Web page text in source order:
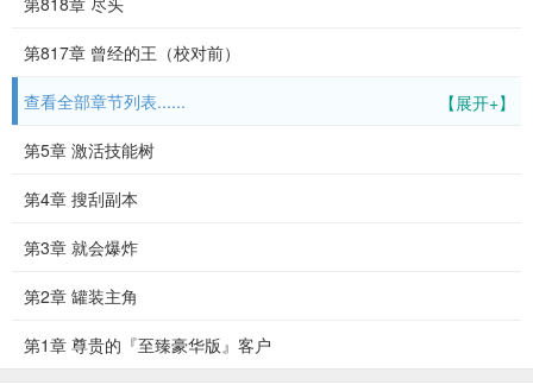
第817章 曾经的王（校对前）
【展开+】
查看全部章节列表......
第5章 激活技能树
第4章 搜刮副本
第3章 就会爆炸
第2章 罐装主角
第1章 尊贵的『至臻豪华版』客户